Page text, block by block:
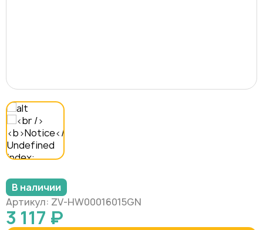
В наличии
Артикул: ZV-HW00016015GN
3 117 ₽